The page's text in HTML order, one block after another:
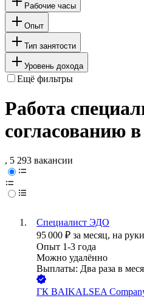
Рабочие часы
Опыт
Тип занятости
Уровень дохода
Ещё фильтры
Работа
согласованию
, 5 293 вакансии
Специалист ЭДО
95 000 ₽ за месяц, на руки
Опыт 1-3 года
Можно удалённо
Выплаты: Два раза в
ГК BAIKALSEA